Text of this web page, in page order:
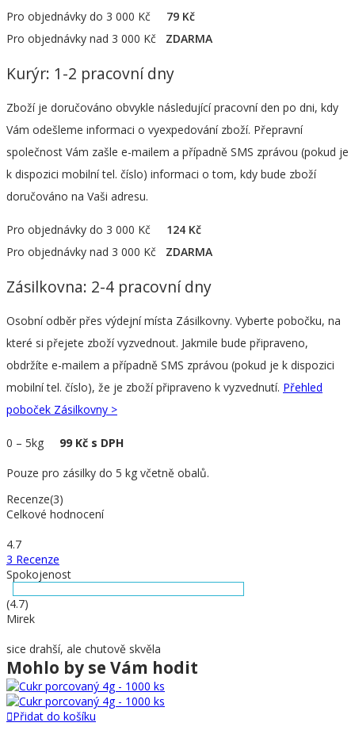
Pro objednávky do 3 000 Kč 79 Kč
Pro objednávky nad 3 000 Kč ZDARMA
Kurýr: 1-2 pracovní dny
Zboží je doručováno obvykle následující pracovní den po dni, kdy
Vám odešleme informaci o vyexpedování zboží. Přepravní
společnost Vám zašle e-mailem a případně SMS zprávou (pokud je
k dispozici mobilní tel. číslo) informaci o tom, kdy bude zboží
doručováno na Vaši adresu.
Pro objednávky do 3 000 Kč 124 Kč
Pro objednávky nad 3 000 Kč ZDARMA
Zásilkovna: 2-4 pracovní dny
Osobní odběr přes výdejní místa Zásilkovny. Vyberte pobočku, na
které si přejete zboží vyzvednout. Jakmile bude připraveno,
obdržíte e-mailem a případně SMS zprávou (pokud je k dispozici
mobilní tel. číslo), že je zboží připraveno k vyzvednutí. Přehled
poboček Zásilkovny >
0 – 5kg 99 Kč s DPH
Pouze pro zásilky do 5 kg včetně obalů.
Recenze(3)
Celkové hodnocení
4.7
3 Recenze
Spokojenost
(4.7)
Mirek
sice drahší, ale chutově skvěla
Mohlo by se Vám hodit
Přidat do košíku